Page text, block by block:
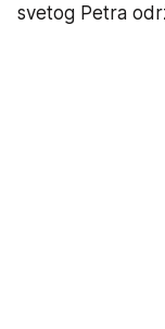
svetog Petra